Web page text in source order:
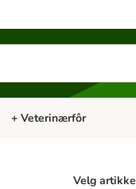
Fugl
Åpne kategorimeny: Fisk
+ Veterinærfôr
Velg